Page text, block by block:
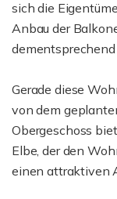
sich die
Anbau der
Gerade diese
von dem
Obergeschoss
Elbe, der den
einen attraktiven